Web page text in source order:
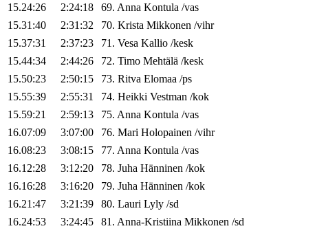
15.24:26
2:24:18 69. Anna Kontula /vas
15.31:40
2:31:32 70. Krista Mikkonen /vihr
15.37:31
2:37:23 71. Vesa Kallio /kesk
15.44:34
2:44:26 72. Timo Mehtälä /kesk
15.50:23
2:50:15 73. Ritva Elomaa /ps
15.55:39
2:55:31 74. Heikki Vestman /kok
15.59:21
2:59:13 75. Anna Kontula /vas
16.07:09
3:07:00 76. Mari Holopainen /vihr
16.08:23
3:08:15 77. Anna Kontula /vas
16.12:28
3:12:20 78. Juha Hänninen /kok
16.16:28
3:16:20 79. Juha Hänninen /kok
16.21:47
3:21:39 80. Lauri Lyly /sd
16.24:53
3:24:45 81. Anna-Kristiina Mikkonen /sd